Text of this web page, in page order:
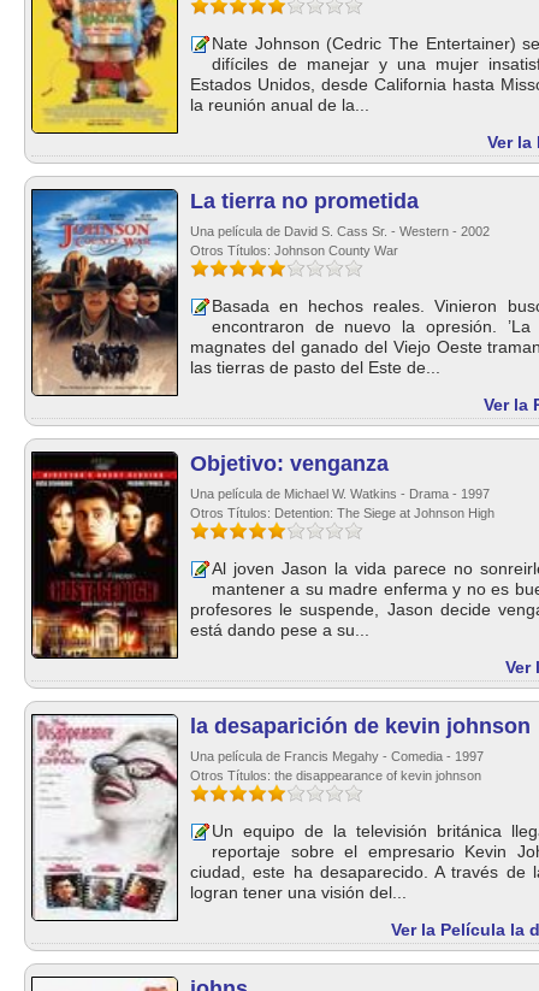
Nate Johnson (Cedric The Entertainer)
difíciles de manejar y una mujer
Estados Unidos, desde California hasta
la reunión anual de la...
Ver la
La tierra no prometida
Una película de David S. Cass Sr. - Western - 2002
Otros Títulos: Johnson County War
Basada en hechos reales. Vinieron
encontraron de nuevo la opresión.
magnates del ganado del Viejo Oeste
las tierras de pasto del Este de...
Ver la
Objetivo: venganza
Una película de Michael W. Watkins - Drama - 1997
Otros Títulos: Detention: The Siege at Johnson High
Al joven Jason la vida parece no
mantener a su madre enferma y no es
profesores le suspende, Jason decide
está dando pese a su...
Ver
la desaparición de kevin johnson
Una película de Francis Megahy - Comedia - 1997
Otros Títulos: the disappearance of kevin johnson
Un equipo de la televisión británica
reportaje sobre el empresario Kevin
ciudad, este ha desaparecido. A través de
logran tener una visión del...
Ver la Película la